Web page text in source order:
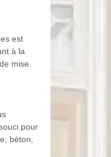
est
à la
mise.
pour
béton,